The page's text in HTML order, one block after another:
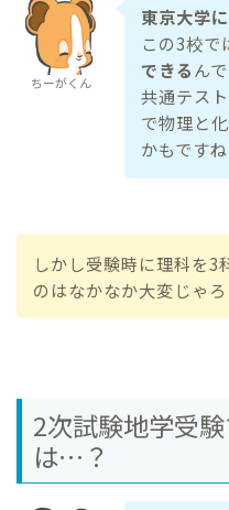
ちーがくん
東京大学
この3校で
できるん
共通テス
で物理と
かもですね
しかし受験時に理科を3
のはなかなか大変じゃろ
2次試験地学受
は…？